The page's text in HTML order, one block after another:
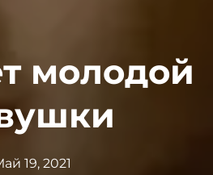
молодой
19, 2021